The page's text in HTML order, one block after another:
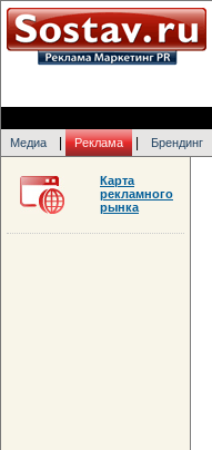
Медиа Реклама Брендинг
Карта
рекламного
рынка